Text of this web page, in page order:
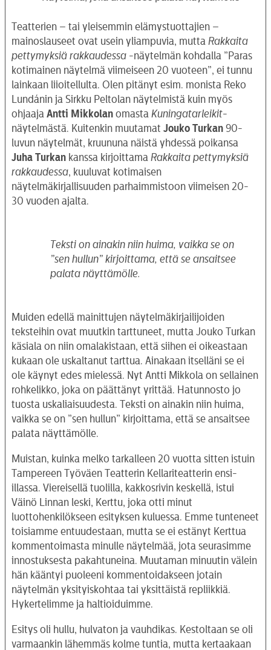
Teatterien – tai yleisemmin elämystuottajien –
mainoslauseet ovat usein yliampuvia, mutta Rakkaita
pettymyksiä rakkaudessa -näytelmän kohdalla ”Paras
kotimainen näytelmä viimeiseen 20 vuoteen”, ei tunnu
lainkaan liioitellulta. Olen pitänyt esim. monista Reko
Lundánin ja Sirkku Peltolan näytelmistä kuin myös
ohjaaja Antti Mikkolan omasta Kuningatarleikit-
näytelmästä. Kuitenkin muutamat Jouko Turkan 90-
luvun näytelmät, kruununa näistä yhdessä poikansa
Juha Turkan kanssa kirjoittama Rakkaita pettymyksiä
rakkaudessa, kuuluvat kotimaisen
näytelmäkirjallisuuden parhaimmistoon viimeisen 20-
30 vuoden ajalta.
Teksti on ainakin niin huima, vaikka se on
”sen hullun” kirjoittama, että se ansaitsee
palata näyttämölle.
Muiden edellä mainittujen näytelmäkirjailijoiden
teksteihin ovat muutkin tarttuneet, mutta Jouko Turkan
käsiala on niin omalakistaan, että siihen ei oikeastaan
kukaan ole uskaltanut tarttua. Ainakaan itselläni se ei
ole käynyt edes mielessä. Nyt Antti Mikkola on sellainen
rohkelikko, joka on päättänyt yrittää. Hatunnosto jo
tuosta uskaliaisuudesta. Teksti on ainakin niin huima,
vaikka se on ”sen hullun” kirjoittama, että se ansaitsee
palata näyttämölle.
Muistan, kuinka melko tarkalleen 20 vuotta sitten istuin
Tampereen Työväen Teatterin Kellariteatterin ensi-
illassa. Viereisellä tuolilla, kakkosrivin keskellä, istui
Väinö Linnan leski, Kerttu, joka otti minut
luottohenkilökseen esityksen kuluessa. Emme tunteneet
toisiamme entuudestaan, mutta se ei estänyt Kerttua
kommentoimasta minulle näytelmää, jota seurasimme
innostuksesta pakahtuneina. Muutaman minuutin välein
hän kääntyi puoleeni kommentoidakseen jotain
näytelmän yksityiskohtaa tai yksittäistä repliikkiä.
Hykertelimme ja haltioiduimme.
Esitys oli hullu, hulvaton ja vauhdikas. Kestoltaan se oli
varmaankin lähemmäs kolme tuntia, mutta kertaakaan